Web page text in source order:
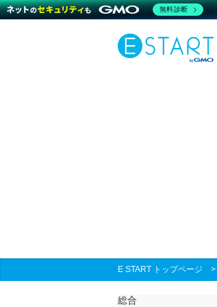
E START トップページ >
総合
無料診断